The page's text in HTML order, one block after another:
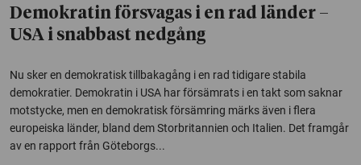
Demokratin försvagas i en rad länder –
USA i snabbast nedgång
Nu sker en demokratisk tillbakagång i en rad tidigare stabila
demokratier. Demokratin i USA har försämrats i en takt som saknar
motstycke, men en demokratisk försämring märks även i flera
europeiska länder, bland dem Storbritannien och Italien. Det framgår
av en rapport från Göteborgs...